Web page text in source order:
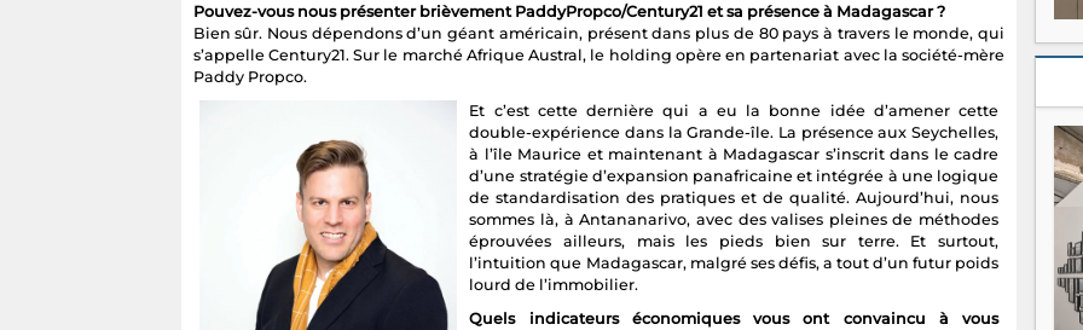
Pouvez-vous nous présenter brièvement PaddyPropco/Century21 et sa présence à Madagascar ?
Bien sûr. Nous dépendons d’un géant américain, présent dans plus de 80 pays à travers le monde, qui
s’appelle Century21. Sur le marché Afrique Austral, le holding opère en partenariat avec la société-mère
Paddy Propco.
Et c’est cette dernière qui a eu la bonne idée d’amener cette
double-expérience dans la Grande-île. La présence aux Seychelles,
à l’île Maurice et maintenant à Madagascar s’inscrit dans le cadre
d’une stratégie d’expansion panafricaine et intégrée à une logique
de standardisation des pratiques et de qualité. Aujourd’hui, nous
sommes là, à Antananarivo, avec des valises pleines de méthodes
éprouvées ailleurs, mais les pieds bien sur terre. Et surtout,
l’intuition que Madagascar, malgré ses défis, a tout d’un futur poids
lourd de l’immobilier.
Quels indicateurs économiques vous ont convaincu à vous